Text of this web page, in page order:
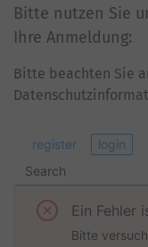
Bitte nutzen Sie
Ihre Anmeldung:
Bitte beachten Sie